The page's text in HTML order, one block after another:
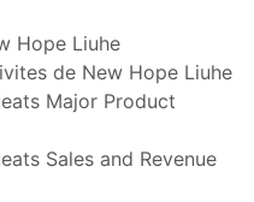
Hope Liuhe
de New Hope Liuhe
Major Product
Sales and Revenue